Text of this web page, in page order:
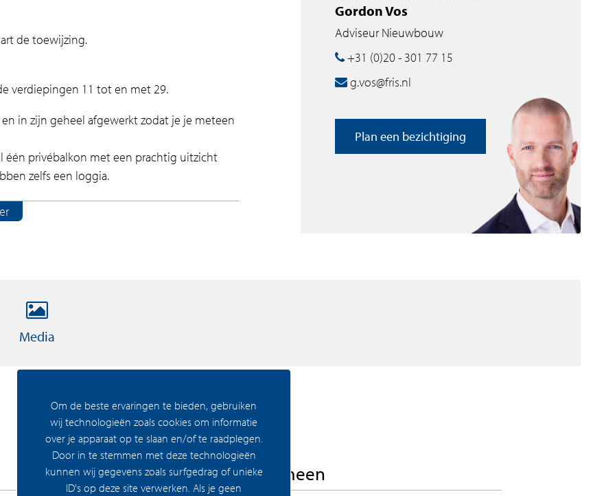
de toewijzing.
verdiepingen 11 tot en met 29.
in zijn geheel afgewerkt zodat je je meteen
één privébalkon met een prachtig uitzicht
zelfs een loggia.
je kunt genieten van het overweldigende
hebben een extra gastenbadkamer
Gordon Vos
Adviseur Nieuwbouw
+31 (0)20 - 301 77 15
g.vos@fris.nl
Plan een bezichtiging
Media
Woning Algemeen
Om de beste ervaringen te bieden, gebruiken
wij technologieën zoals cookies om informatie
over je apparaat op te slaan en/of te raadplegen.
Door in te stemmen met deze technologieën
kunnen wij gegevens zoals surfgedrag of unieke
ID's op deze site verwerken. Als je geen